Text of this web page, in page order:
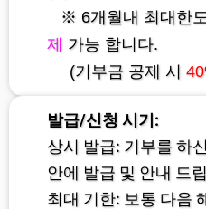
※ 6개월내 최대한
제 가능 합니다.
(기부금 공제 시
발급/신청 시기:
상시 발급: 기부를 하
안에 발급 및 안내 드
최대 기한: 보통 다음